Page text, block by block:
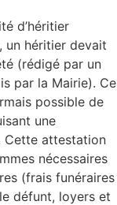
d’héritier
un héritier devait
(rédigé par un
par la Mairie). Ce
possible de
une
Cette attestation
nécessaires
(frais funéraires
défunt, loyers et